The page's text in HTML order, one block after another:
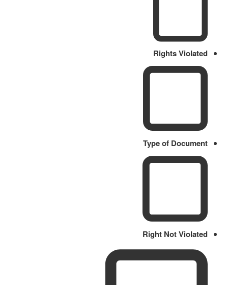
Rights Violated
Type of Document
Right Not Violated